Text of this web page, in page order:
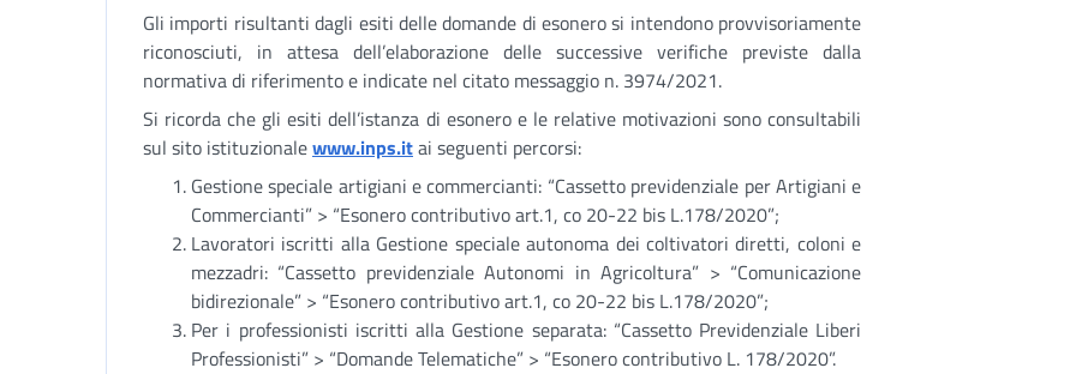
Gli importi risultanti dagli esiti delle domande di esonero si intendono provvisoriamente
riconosciuti, in attesa dell’elaborazione delle successive verifiche previste dalla
normativa di riferimento e indicate nel citato messaggio n. 3974/2021.
Si ricorda che gli esiti dell’istanza di esonero e le relative motivazioni sono consultabili
sul sito istituzionalewww.inps.itai seguenti percorsi:
Gestione speciale artigiani e commercianti: “Cassetto previdenziale per Artigiani e
Commercianti” > “Esonero contributivo art.1, co 20-22 bis L.178/2020”;
Lavoratori iscritti alla Gestione speciale autonoma dei coltivatori diretti, coloni e
mezzadri: “Cassetto previdenziale Autonomi in Agricoltura” > “Comunicazione
bidirezionale” > “Esonero contributivo art.1, co 20-22 bis L.178/2020”;
Per i professionisti iscritti alla Gestione separata: “Cassetto Previdenziale Liberi
Professionisti” > “Domande Telematiche” > “Esonero contributivo L. 178/2020”.